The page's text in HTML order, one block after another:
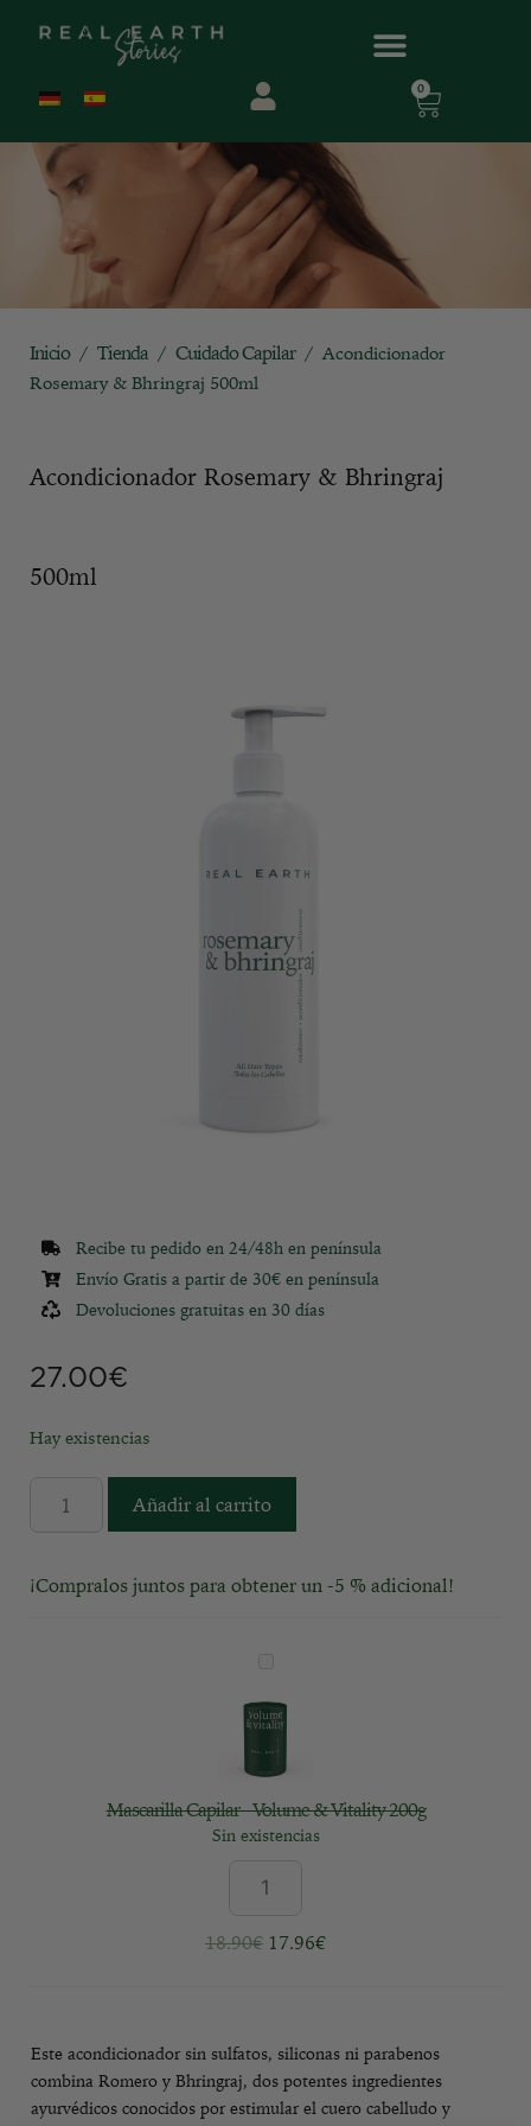
0
Inicio/ Tienda/ Cuidado Capilar/ Acondicionador
Rosemary & Bhringraj 500ml
Acondicionador Rosemary & Bhringraj
500ml
Recibe tu pedido en 24/48h en península
Envío Gratis a partir de 30€ en península
Devoluciones gratuitas en 30 días
27.00€
Hay existencias
Añadir al carrito
¡Compralos juntos para obtener un -5 % adicional!
s
c
a
r
i
l
C
l
a
r
Mascarilla Capilar - Volume & Vitality 200g
Sin existencias
18.90€ 17.96€
Este acondicionador sin sulfatos, siliconas ni parabenos
combina Romero y Bhringraj, dos potentes ingredientes
ayurvédicos conocidos por estimular el cuero cabelludo y